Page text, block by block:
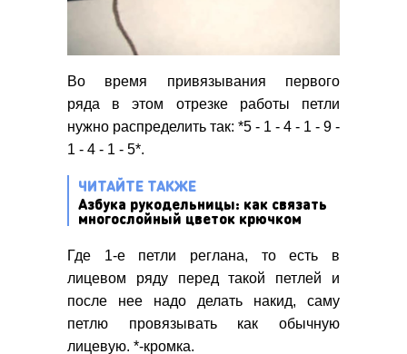
Во время привязывания первого
ряда в этом отрезке работы петли
нужно распределить так: *5 - 1 - 4 - 1 - 9 -
1 - 4 - 1 - 5*.
ЧИТАЙТЕ ТАКЖЕ
Азбука рукодельницы: как связать
многослойный цветок крючком
Где 1-е петли реглана, то есть в
лицевом ряду перед такой петлей и
после нее надо делать накид, саму
петлю провязывать как обычную
лицевую. *-кромка.